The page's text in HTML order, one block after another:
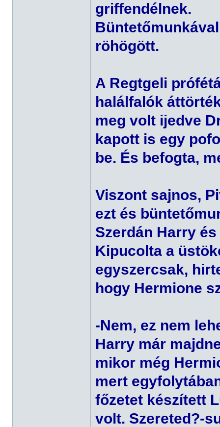
griffendélnek.
röhögött.
A Regtgeli
halálfalók
meg volt ijedve
kapott is egy
be. És befogta,
Viszont sajnos,
ezt és
Szerdán Harry
Kipucolta a
egyszercsak,
hogy Hermione
-Nem, ez nem
Harry már
mikor még
mert
főzetet készített
volt. Szereted?-